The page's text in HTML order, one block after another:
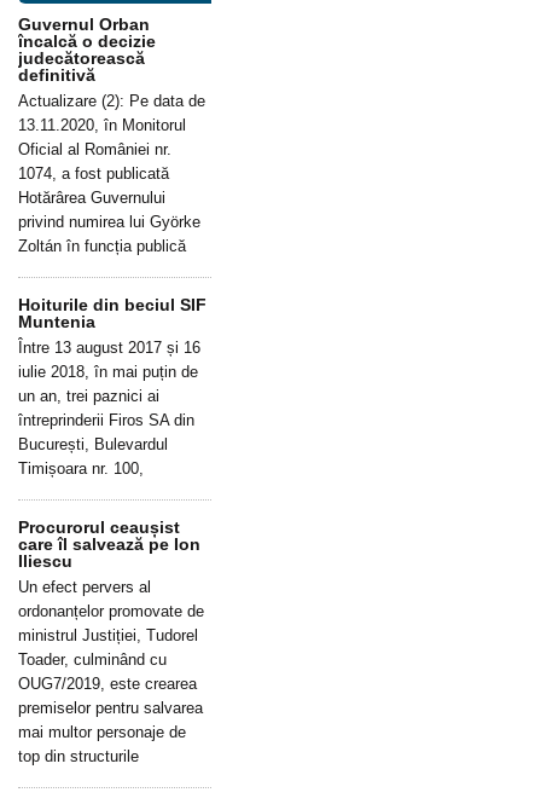
Guvernul Orban
încalcă o decizie
judecătorească
definitivă
Actualizare (2): Pe data de
13.11.2020, în Monitorul
Oficial al României nr.
1074, a fost publicată
Hotărârea Guvernului
privind numirea lui Györke
Zoltán în funcția publică
Hoiturile din beciul SIF
Muntenia
Între 13 august 2017 și 16
iulie 2018, în mai puțin de
un an, trei paznici ai
întreprinderii Firos SA din
București, Bulevardul
Timișoara nr. 100,
Procurorul ceaușist
care îl salvează pe Ion
Iliescu
Un efect pervers al
ordonanțelor promovate de
ministrul Justiției, Tudorel
Toader, culminând cu
OUG7/2019, este crearea
premiselor pentru salvarea
mai multor personaje de
top din structurile